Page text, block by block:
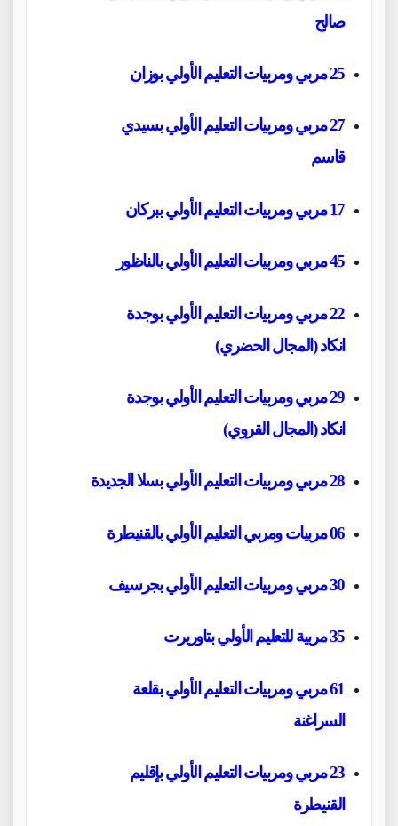
صالح
25 مربي ومربيات التعليم الأولي بوزان
27 مربي ومربيات التعليم الأولي بسيدي
قاسم
17 مربي ومربيات التعليم الأولي ببركان
45 مربي ومربيات التعليم الأولي بالناظور
22 مربي ومربيات التعليم الأولي بوجدة
انكاد(المجال الحضري)
29 مربي ومربيات التعليم الأولي بوجدة
انكاد(المجال القروي)
28 مربي ومربيات التعليم الأولي بسلا الجديدة
06 مربيات ومربي التعليم الأولي بالقنيطرة
30 مربي ومربيات التعليم الأولي بجرسيف
35 مربية للتعليم الأولي بتاوريرت
61 مربي ومربيات التعليم الأولي بقلعة
السراغنة
23 مربي ومربيات التعليم الأولي بإقليم
القنيطرة